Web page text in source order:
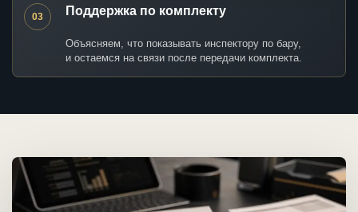
03 Поддержка по комплекту
Объясняем, что показывать инспектору по бару,
и остаемся на связи после передачи комплекта.